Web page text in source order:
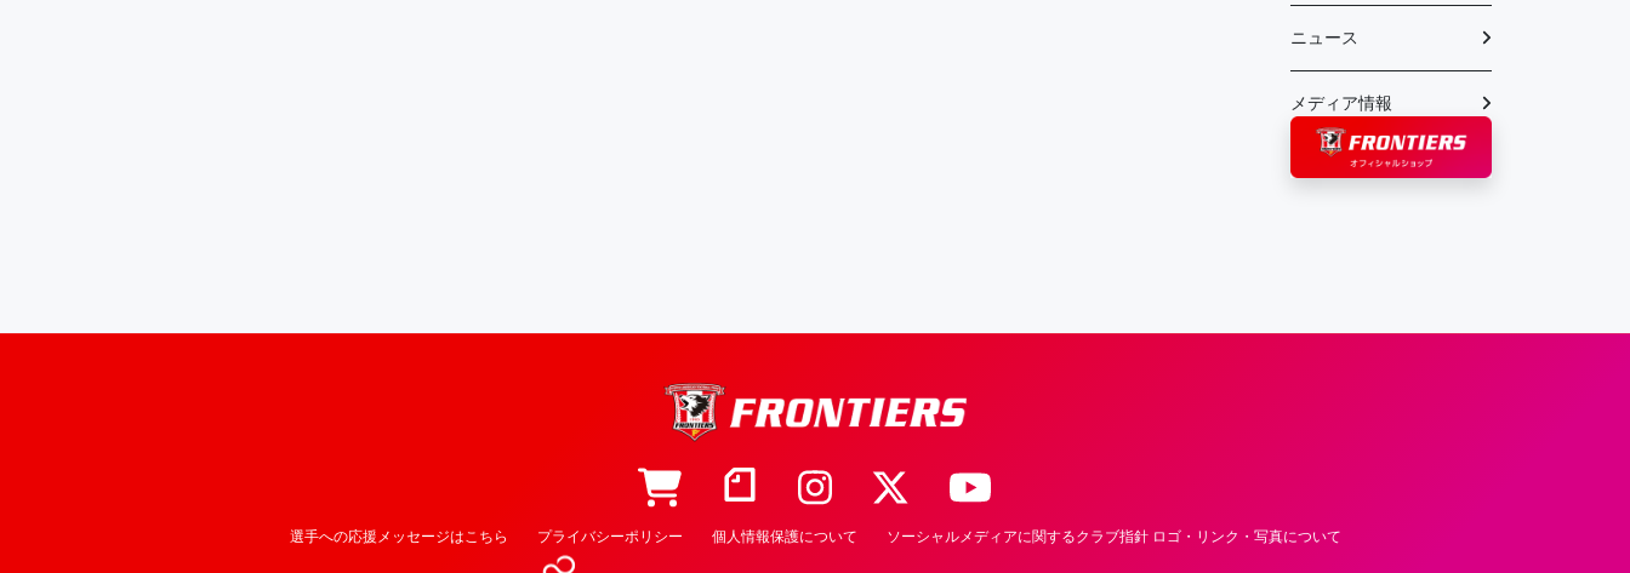
ニュース
メディア情報
選手への応援メッセージはこちら プライバシーポリシー 個人情報保護について ソーシャルメディアに関するクラブ指針 ロゴ・リンク・写真について